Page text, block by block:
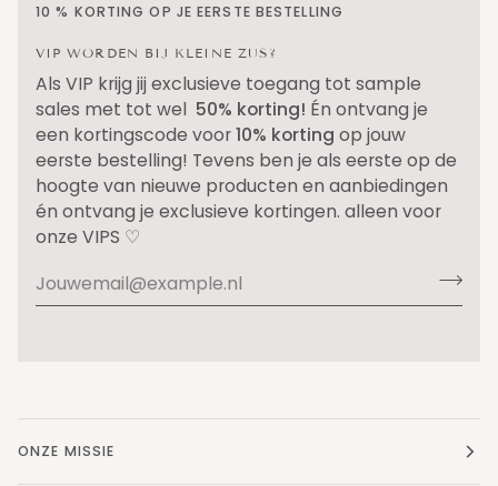
10 % KORTING OP JE EERSTE BESTELLING
VIP WORDEN BIJ KLEINE ZUS?
Als VIP krijg jij exclusieve toegang tot sample
sales met tot wel 50% korting! Én ontvang je
een kortingscode voor10% korting op jouw
eerste bestelling! Tevens ben je als eerste op de
hoogte van nieuwe producten en aanbiedingen
én ontvang je exclusieve kortingen. alleen voor
onze VIPS ♡
ONZE MISSIE